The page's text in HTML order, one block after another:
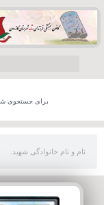
برای جستجوی